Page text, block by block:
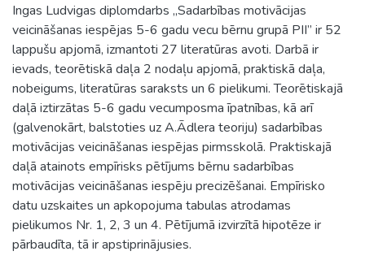
Ingas Ludvigas diplomdarbs „Sadarbības motivācijas
veicināšanas iespējas 5-6 gadu vecu bērnu grupā PII” ir 52
lappušu apjomā, izmantoti 27 literatūras avoti. Darbā ir
ievads, teorētiskā daļa 2 nodaļu apjomā, praktiskā daļa,
nobeigums, literatūras saraksts un 6 pielikumi. Teorētiskajā
daļā iztirzātas 5-6 gadu vecumposma īpatnības, kā arī
(galvenokārt, balstoties uz A.Ādlera teoriju) sadarbības
motivācijas veicināšanas iespējas pirmsskolā. Praktiskajā
daļā atainots empīrisks pētījums bērnu sadarbības
motivācijas veicināšanas iespēju precizēšanai. Empīrisko
datu uzskaites un apkopojuma tabulas atrodamas
pielikumos Nr. 1, 2, 3 un 4. Pētījumā izvirzītā hipotēze ir
pārbaudīta, tā ir apstiprinājusies.